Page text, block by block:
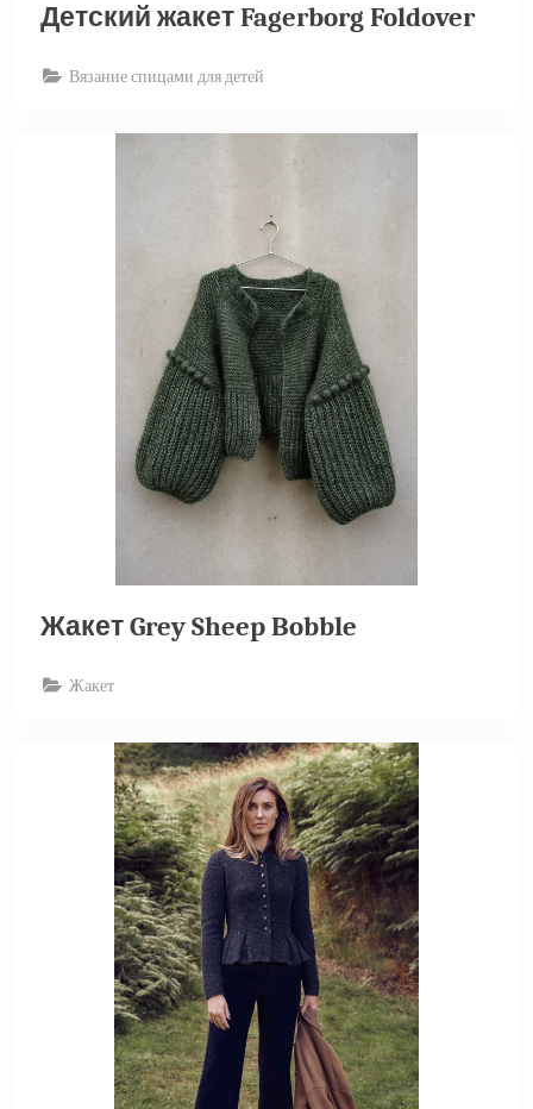
Детский жакет Fagerborg Foldover
Вязание спицами для детей
Жакет Grey Sheep Bobble
Жакет